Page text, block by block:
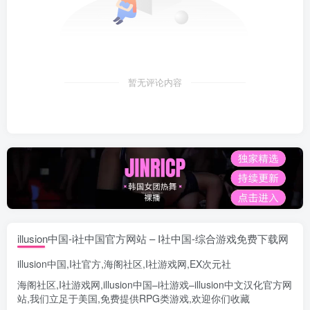
暂无评论内容
illusion中国-i社中国官方网站 – I社中国-综合游戏免费下载网
illusion中国,I社官方,海阁社区,I社游戏网,EX次元社
海阁社区,I社游戏网,illusion中国–i社游戏–illusion中文汉化官方网
站,我们立足于美国,免费提供RPG类游戏,欢迎你们收藏